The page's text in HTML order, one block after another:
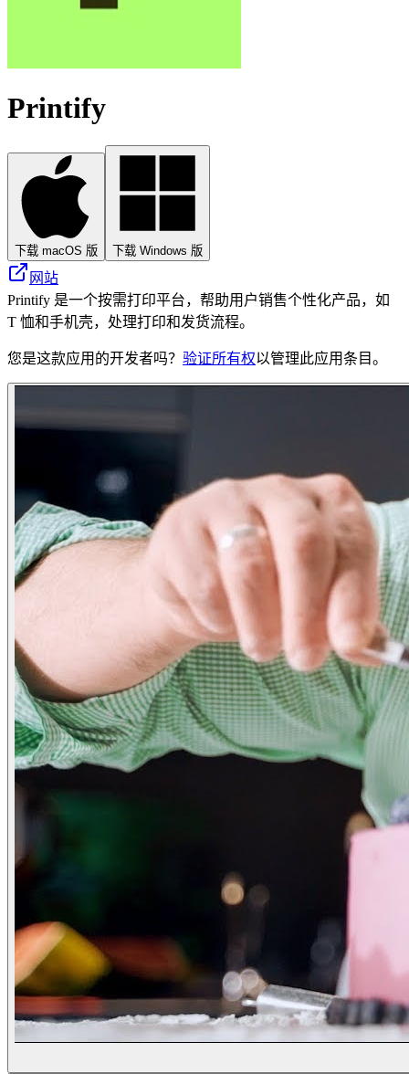
Printify
下载 macOS 版 下载 Windows 版
网站
Printify 是一个按需打印平台，帮助用户销售个性化产品，如
T 恤和手机壳，处理打印和发货流程。
您是这款应用的开发者吗？ 验证所有权以管理此应用条目。